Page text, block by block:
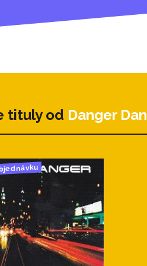
tituly od Danger